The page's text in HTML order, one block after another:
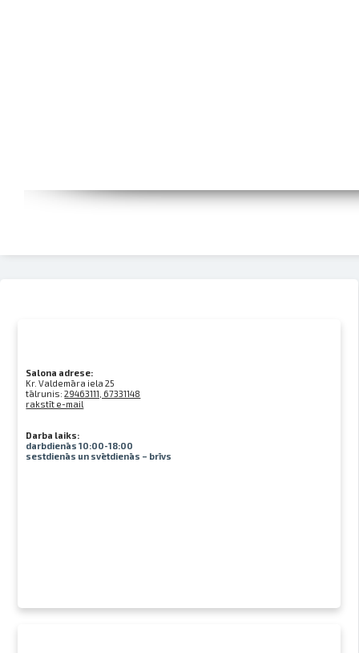
Salona adrese:
Kr. Valdemāra iela 25
tālrunis:29463111, 67331148
rakstīt e-mail
Darba laiks:
darbdienās 10:00-18:00
sestdienās un svētdienās – brīvs